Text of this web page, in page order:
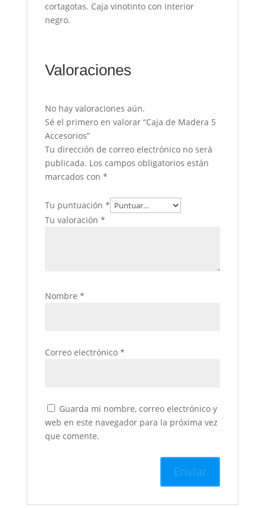
cortagotas. Caja vinotinto con interior
negro.
Valoraciones
No hay valoraciones aún.
Sé el primero en valorar “Caja de Madera 5
Accesorios”
Tu dirección de correo electrónico no será
publicada. Los campos obligatorios están
marcados con *
Tu puntuación *
Tu valoración *
Nombre *
Correo electrónico *
Guarda mi nombre, correo electrónico y
web en este navegador para la próxima vez
que comente.